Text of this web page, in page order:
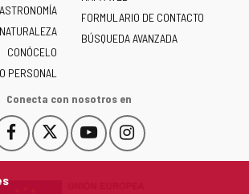
Castilla
y
León
-
NATURALEZA
CONÓCELO
PERSONAL
FORMULARIO DE CONTACTO
BÚSQUEDA AVANZADA
Conecta con nosotros en
Facebook
Este
enlace
Este
enlace
YouTube
Este
enlace
Instagram
Este
enlace